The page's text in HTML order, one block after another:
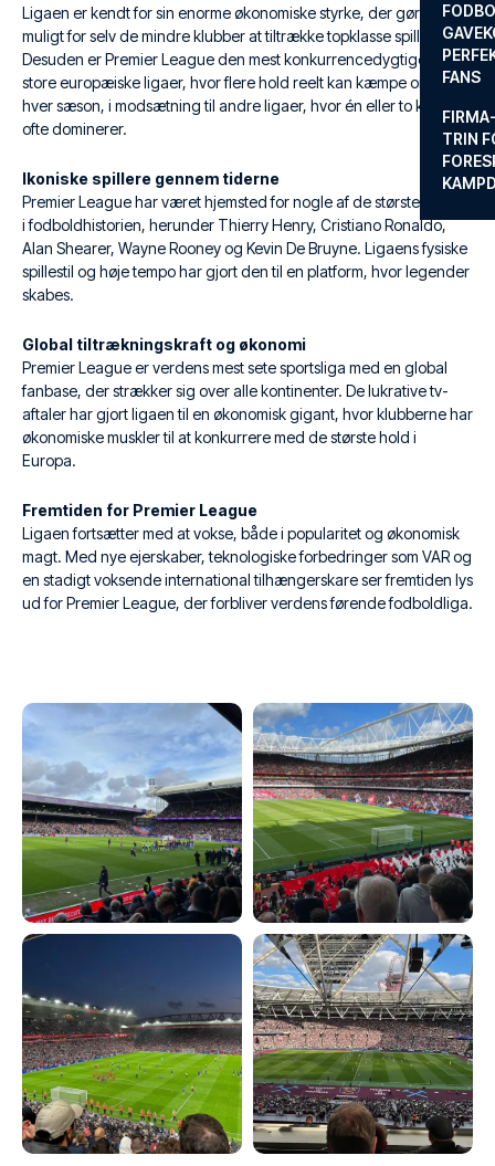
FANS
TRIN
Ligaen er kendt for sin enorme økonomiske styrke, der gør det
muligt for selv de mindre klubber at tiltrække topklasse spillere.
Desuden er Premier League den mest konkurrencedygtige af de
store europæiske ligaer, hvor flere hold reelt kan kæmpe om titlen
hver sæson, i modsætning til andre ligaer, hvor én eller to klubber
ofte dominerer.
Ikoniske spillere gennem tiderne
Premier League har været hjemsted for nogle af de største spillere
i fodboldhistorien, herunder Thierry Henry, Cristiano Ronaldo,
Alan Shearer, Wayne Rooney og Kevin De Bruyne. Ligaens fysiske
spillestil og høje tempo har gjort den til en platform, hvor legender
skabes.
Global tiltrækningskraft og økonomi
Premier League er verdens mest sete sportsliga med en global
fanbase, der strækker sig over alle kontinenter. De lukrative tv-
aftaler har gjort ligaen til en økonomisk gigant, hvor klubberne har
økonomiske muskler til at konkurrere med de største hold i
Europa.
Fremtiden for Premier League
Ligaen fortsætter med at vokse, både i popularitet og økonomisk
magt. Med nye ejerskaber, teknologiske forbedringer som VAR og
en stadigt voksende international tilhængerskare ser fremtiden lys
ud for Premier League, der forbliver verdens førende fodboldliga.